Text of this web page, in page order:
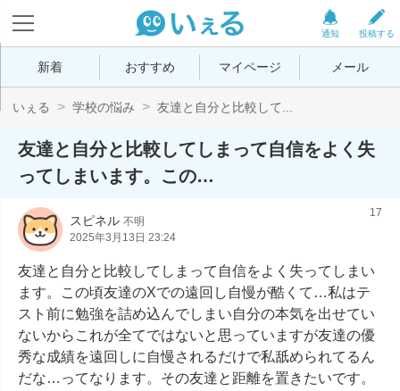
投稿する
通知
新着 おすすめ マイページ メール
いぇる 学校の悩み 友達と自分と比較して...
友達と自分と比較してしまって自信をよく失
ってしまいます。この…
スピネル 不明
2025年3月13日 23:24
17
友達と自分と比較してしまって自信をよく失ってしまい
ます。この頃友達のXでの遠回し自慢が酷くて…私はテ
スト前に勉強を詰め込んでしまい自分の本気を出せてい
ないからこれが全てではないと思っていますが友達の優
秀な成績を遠回しに自慢されるだけで私舐められてるん
だな…ってなります。その友達と距離を置きたいです。